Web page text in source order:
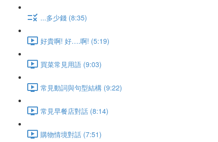
...多少錢 (8:35)
好貴啊! 好….啊! (5:19)
買菜常見用語 (9:03)
常見動詞與句型結構 (9:22)
常見早餐店對話 (8:14)
購物情境對話 (7:51)